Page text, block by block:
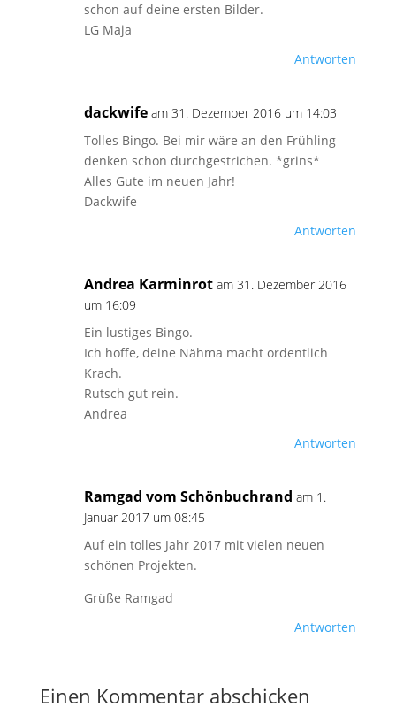
schon auf deine ersten Bilder.
LG Maja
Antworten
dackwife am 31. Dezember 2016 um 14:03
Tolles Bingo. Bei mir wäre an den Frühling
denken schon durchgestrichen. *grins*
Alles Gute im neuen Jahr!
Dackwife
Antworten
Andrea Karminrot am 31. Dezember 2016
um 16:09
Ein lustiges Bingo.
Ich hoffe, deine Nähma macht ordentlich
Krach.
Rutsch gut rein.
Andrea
Antworten
Ramgad vom Schönbuchrand am 1.
Januar 2017 um 08:45
Auf ein tolles Jahr 2017 mit vielen neuen
schönen Projekten.
Grüße Ramgad
Antworten
Einen Kommentar abschicken